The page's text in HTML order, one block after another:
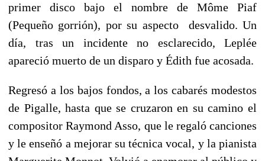
primer disco bajo el nombre de Môme Piaf
(Pequeño gorrión), por su aspecto desvalido. Un
día, tras un incidente no esclarecido, Leplée
apareció muerto de un disparo y Édith fue acosada.
Regresó a los bajos fondos, a los cabarés modestos
de Pigalle, hasta que se cruzaron en su camino el
compositor Raymond Asso, que le regaló canciones
y le enseñó a mejorar su técnica vocal, y la pianista